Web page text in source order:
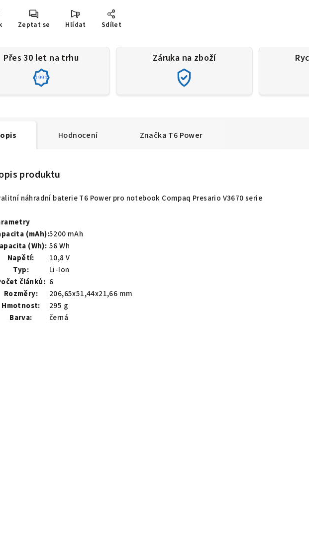
Zeptat se Hlídat Sdílet
Přes 30 let na trhu
1991
Záruka na zboží
Hodnocení Značka T6 Power
produktu
náhradní baterie T6 Power pro notebook Compaq Presario V3670 serie
(mAh):5200 mAh
(Wh): 56 Wh
Napětí:
10,8 V
Typ:
Li-Ion
článků: 6
Rozměry:
206,65x51,44x21,66 mm
Hmotnost:
295 g
Barva:
černá